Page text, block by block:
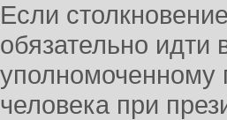
Если
обязательно идти
уполномоченному
человека при